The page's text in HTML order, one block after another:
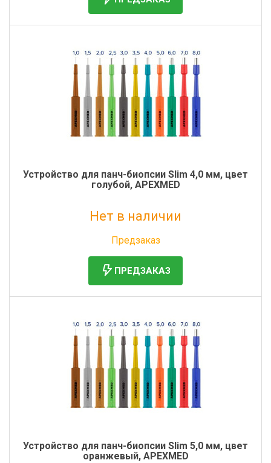
Устройство для панч-биопсии Slim 4,0 мм, цвет
голубой, APEXMED
Нет в наличии
Предзаказ
ПРЕДЗАКАЗ
Устройство для панч-биопсии Slim 5,0 мм, цвет
оранжевый, APEXMED